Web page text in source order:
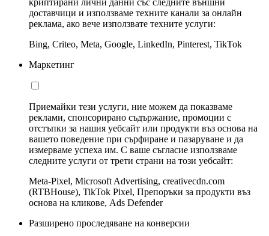
доставчици и използваме техните канали за онлайн
реклама, ако вече използвате техните услуги:
Bing, Criteo, Meta, Google, LinkedIn, Pinterest, TikTok
Маркетинг
Приемайки тези услуги, ние можем да показваме
реклами, спонсорирано съдържание, промоции с
отстъпки за нашия уебсайт или продукти въз основа на
вашето поведение при сърфиране и пазаруване и да
измерваме успеха им. С ваше съгласие използваме
следните услуги от трети страни на този уебсайт:
Meta-Pixel, Microsoft Advertising, creativecdn.com
(RTBHouse), TikTok Pixel, Препоръки за продукти въз
основа на кликове, Ads Defender
Разширено проследяване на конверсии